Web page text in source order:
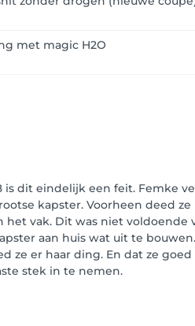
met magic H2O
is dit eindelijk een feit. Femke
kapster. Voorheen deed
vak. Dit was niet voldoende
aan huis wat uit te
er haar ding. En dat ze
stek in te nemen.